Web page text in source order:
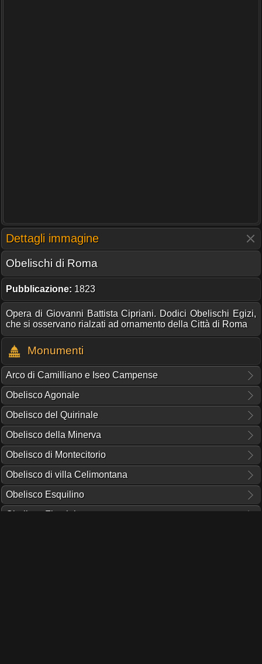
Dettagli immagine
Obelischi di Roma
Pubblicazione: 1823
Opera di Giovanni Battista Cipriani. Dodici Obelischi Egizi,
che si osservano rialzati ad ornamento della Città di Roma
Monumenti
Arco di Camilliano e Iseo Campense
Obelisco Agonale
Obelisco del Quirinale
Obelisco della Minerva
Obelisco di Montecitorio
Obelisco di villa Celimontana
Obelisco Esquilino
Obelisco Flaminio